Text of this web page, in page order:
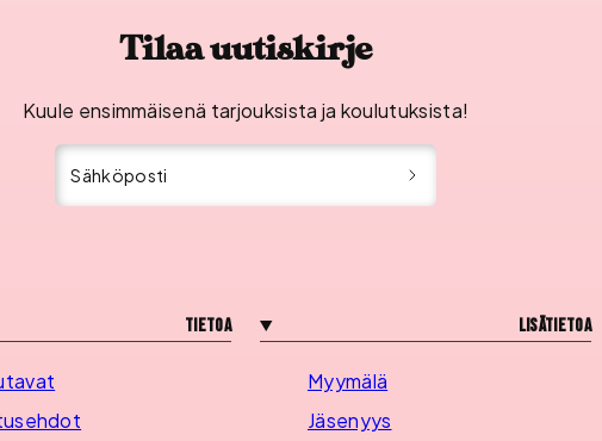
Tilaa uutiskirje
Kuule ensimmäisenä tarjouksista ja koulutuksista!
Sähköposti
Tietoa Lisätietoa
Myymälä
Jäsenyys